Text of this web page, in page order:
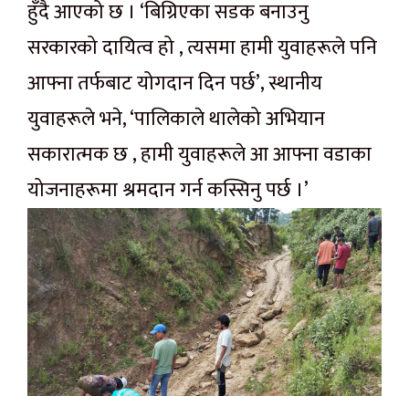
हुँदै आएको छ । ‘बिग्रिएका सडक बनाउनु
सरकारको दायित्व हो , त्यसमा हामी युवाहरूले पनि
आफ्ना तर्फबाट योगदान दिन पर्छ’, स्थानीय
युवाहरूले भने, ‘पालिकाले थालेको अभियान
सकारात्मक छ , हामी युवाहरूले आ आफ्ना वडाका
योजनाहरूमा श्रमदान गर्न कस्सिनु पर्छ ।’